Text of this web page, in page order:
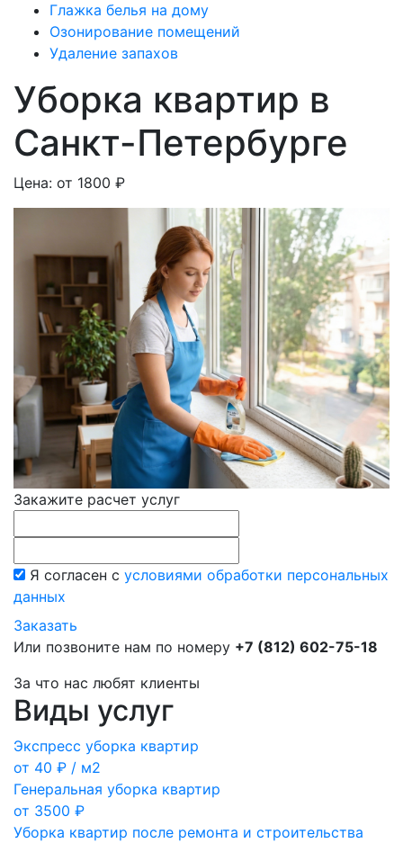
Глажка белья на дому
Озонирование помещений
Удаление запахов
Уборка квартир в
Санкт-Петербурге
Цена: от 1800 ₽
Закажите расчет услуг
Я согласен с условиями обработки персональных
данных
Заказать
Или позвоните нам по номеру +7 (812) 602-75-18
За что нас любят клиенты
Виды услуг
Экспресс уборка квартир
от 40 ₽ / м2
Генеральная уборка квартир
от 3500 ₽
Уборка квартир после ремонта и строительства